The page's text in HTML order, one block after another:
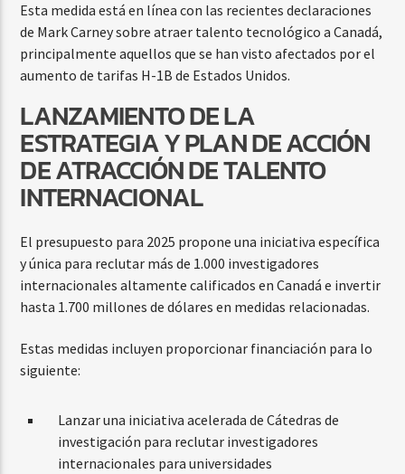
Esta medida está en línea con las recientes declaraciones
de Mark Carney sobre atraer talento tecnológico a Canadá,
principalmente aquellos que se han visto afectados por el
aumento de tarifas H-1B de Estados Unidos.
LANZAMIENTO DE LA
ESTRATEGIA Y PLAN DE ACCIÓN
DE ATRACCIÓN DE TALENTO
INTERNACIONAL
El presupuesto para 2025 propone una iniciativa específica
y única para reclutar más de 1.000 investigadores
internacionales altamente calificados en Canadá e invertir
hasta 1.700 millones de dólares en medidas relacionadas.
Estas medidas incluyen proporcionar financiación para lo
siguiente:
Lanzar una iniciativa acelerada de Cátedras de
investigación para reclutar investigadores
internacionales para universidades